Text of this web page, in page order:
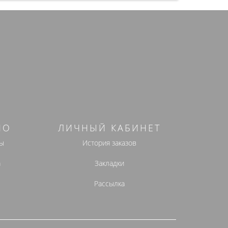
ЛИЧНЫЙ КАБИНЕТ
История заказов
Закладки
Рассылка